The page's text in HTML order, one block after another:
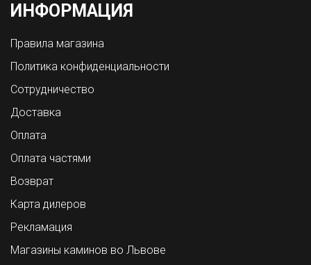
ИНФОРМАЦИЯ
Правила магазина
Политика конфиденциальности
Сотрудничество
Доставка
Оплата
Оплата частями
Возврат
Карта дилеров
Рекламация
Магазины каминов во Львове